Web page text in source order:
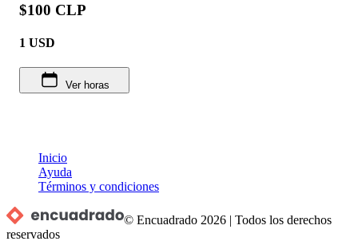
$100 CLP
1 USD
Ver horas
Inicio
Ayuda
Términos y condiciones
© Encuadrado 2026 |Todos los derechos
reservados